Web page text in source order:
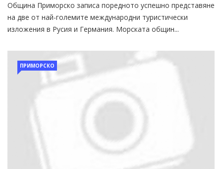
Община Приморско записа поредното успешно представяне
на две от най-големите международни туристически
изложения в Русия и Германия. Морската общин...
ПРИМОРСКО